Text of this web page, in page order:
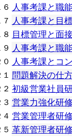
６ 人事考課と職
７ 人事考課と目
８ 目標管理と面
９ 人事考課と職
０ 人事考課とコ
１ 問題解決の仕
２ 初級営業社員
３ 営業力強化研
４ 営業管理者研
５ 革新管理者研